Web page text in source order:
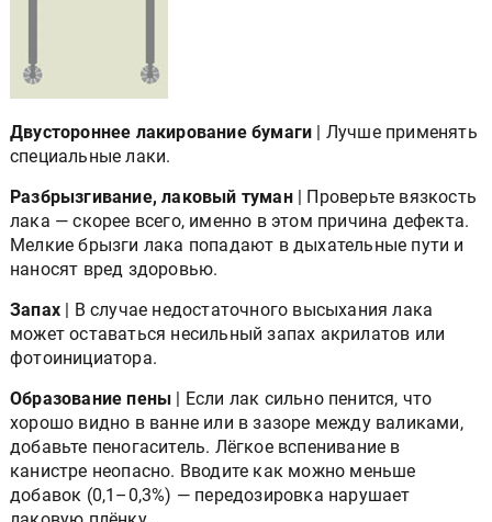
Двустороннее лакирование бумаги | Лучше применять
специальные лаки.
Разбрызгивание, лаковый туман| Проверьте вязкость
лака — скорее всего, именно в этом причина дефекта.
Мелкие брызги лака попадают в дыхательные пути и
наносят вред здоровью.
Запах | В случае недостаточного высыхания лака
может оставаться несильный запах акрилатов или
фотоинициатора.
Образование пены | Если лак сильно пенится, что
хорошо видно в ванне или в зазоре между валиками,
добавьте пеногаситель. Лёгкое вспенивание в
канистре неопасно. Вводите как можно меньше
добавок (0,1–0,3%) — передозировка нарушает